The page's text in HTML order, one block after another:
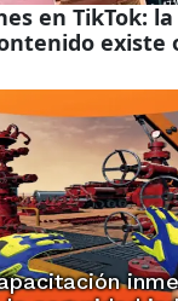
en TikTok:
existe